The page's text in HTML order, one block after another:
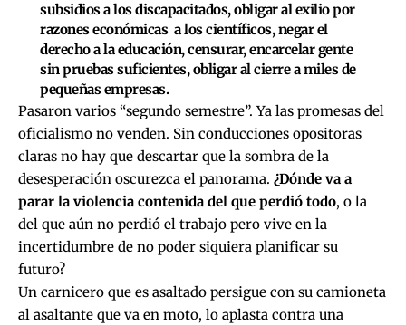
subsidios a los discapacitados, obligar al exilio por
razones económicas a los científicos, negar el
derecho a la educación, censurar, encarcelar gente
sin pruebas suficientes, obligar al cierre a miles de
pequeñas empresas.
Pasaron varios “segundo semestre”. Ya las promesas del
oficialismo no venden. Sin conducciones opositoras
claras no hay que descartar que la sombra de la
desesperación oscurezca el panorama. ¿Dónde va a
parar la violencia contenida del que perdió todo, o la
del que aún no perdió el trabajo pero vive en la
incertidumbre de no poder siquiera planificar su
futuro?
Un carnicero que es asaltado persigue con su camioneta
al asaltante que va en moto, lo aplasta contra una